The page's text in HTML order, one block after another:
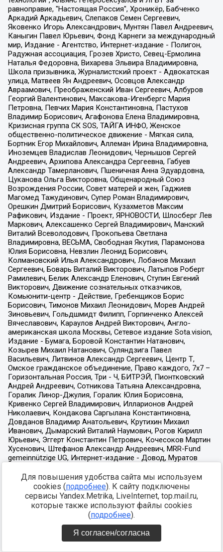
Для повышения удобства сайта мы используем
cookies (подробнее). К сайту подключены
сервисы Yandex.Metrika, LiveInternet, top.mail.ru,
которые также используют файлы cookies
(подробнее).
Я согласен/согласна